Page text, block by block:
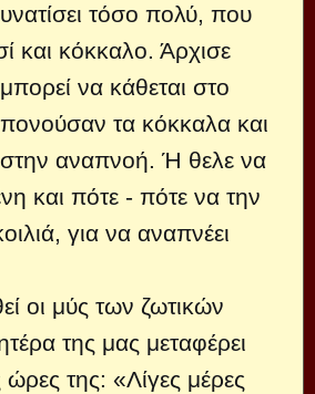
τόσο πολύ, που
και κόκκαλο. Άρχισε
να κάθεται στο
πονούσαν τα κόκκαλα και
στην αναπνοή. Ή θελε να
και πότε - πότε να την
για να αναπνέει
οι μύς των ζωτικών
της μας μεταφέρει
ώρες της: «Λίγες μέρες